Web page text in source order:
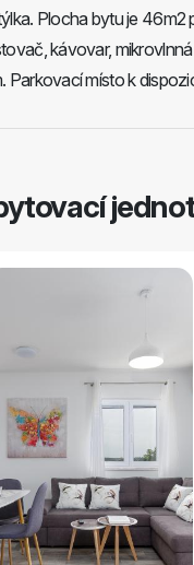
Plocha bytu je 46m2
kávovar,
Parkovací místo k